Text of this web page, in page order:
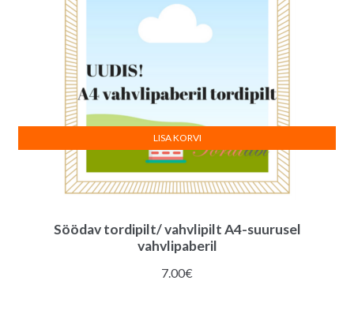
Söödav tordipilt/ vahvlipilt A4-suurusel
vahvlipaberil
7.00€
LISA KORVI